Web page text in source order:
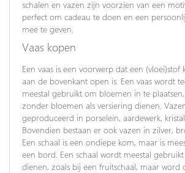
schalen en vazen zijn voorzien van een
perfect om cadeau te doen en een
mee te geven.
Vaas kopen
Een vaas is een voorwerp dat een (vloei)stof
aan de bovenkant open is. Een vaas wordt
meestal gebruikt om bloemen in te
zonder bloemen als versiering dienen.
geproduceerd in porselein, aardewerk, kristal
Bovendien bestaan er ook vazen in zilver,
Een schaal is een ondiepe kom, maar is
een bord. Een schaal wordt meestal
dienen, zoals bij een fruitschaal, maar word